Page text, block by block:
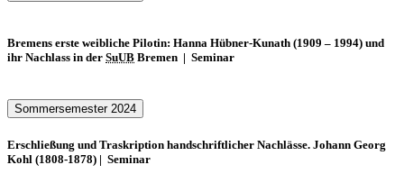
Bremens erste weibliche Pilotin: Hanna Hübner-Kunath (1909 – 1994) und
ihr Nachlass in der SuUB Bremen | Seminar
Sommersemester 2024
Erschließung und Traskription handschriftlicher Nachlässe. Johann Georg
Kohl (1808-1878) | Seminar